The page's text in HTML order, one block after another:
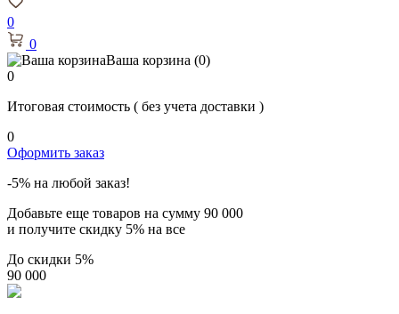
0
0
Ваша корзина (0)
0
Итоговая стоимость ( без учета доставки )
0
Оформить заказ
-5% на любой заказ!
Добавьте еще товаров на сумму 90 000
и получите скидку 5% на все
До скидки 5%
90 000